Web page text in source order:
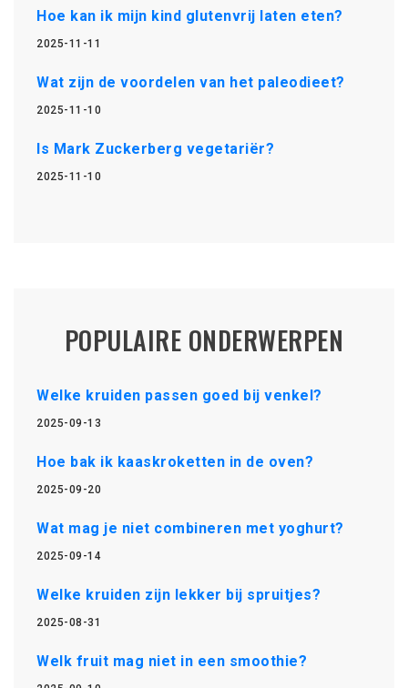
Hoe kan ik mijn kind glutenvrij laten eten?
2025-11-11
Wat zijn de voordelen van het paleodieet?
2025-11-10
Is Mark Zuckerberg vegetariër?
2025-11-10
POPULAIRE ONDERWERPEN
Welke kruiden passen goed bij venkel?
2025-09-13
Hoe bak ik kaaskroketten in de oven?
2025-09-20
Wat mag je niet combineren met yoghurt?
2025-09-14
Welke kruiden zijn lekker bij spruitjes?
2025-08-31
Welk fruit mag niet in een smoothie?